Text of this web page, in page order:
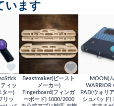
います
ィッ
ター)
リッ
Beastmaker(ビースト
メーカー)
Fingerboard(フィンガ
ーボード) 1000/2000
MOON(
WARRIOR
PAD(ウォリ
シュパッド)